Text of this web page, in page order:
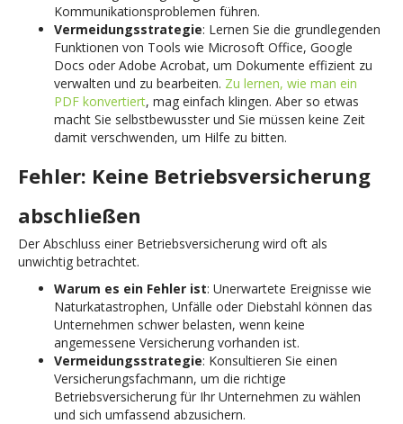
Kommunikationsproblemen führen.
Vermeidungsstrategie: Lernen Sie die grundlegenden
Funktionen von Tools wie Microsoft Office, Google
Docs oder Adobe Acrobat, um Dokumente effizient zu
verwalten und zu bearbeiten. Zu lernen, wie man ein
PDF konvertiert, mag einfach klingen. Aber so etwas
macht Sie selbstbewusster und Sie müssen keine Zeit
damit verschwenden, um Hilfe zu bitten.
Fehler: Keine Betriebsversicherung
abschließen
Der Abschluss einer Betriebsversicherung wird oft als
unwichtig betrachtet.
Warum es ein Fehler ist: Unerwartete Ereignisse wie
Naturkatastrophen, Unfälle oder Diebstahl können das
Unternehmen schwer belasten, wenn keine
angemessene Versicherung vorhanden ist.
Vermeidungsstrategie: Konsultieren Sie einen
Versicherungsfachmann, um die richtige
Betriebsversicherung für Ihr Unternehmen zu wählen
und sich umfassend abzusichern.